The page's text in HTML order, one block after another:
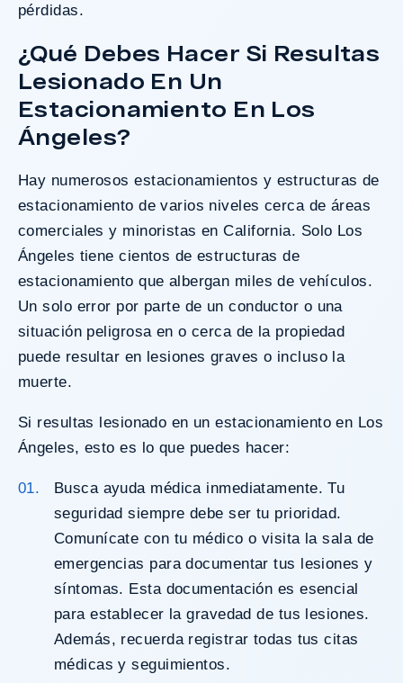
pérdidas.
¿Qué Debes Hacer Si Resultas
Lesionado En Un
Estacionamiento En Los
Ángeles?
Hay numerosos estacionamientos y estructuras de
estacionamiento de varios niveles cerca de áreas
comerciales y minoristas en California. Solo Los
Ángeles tiene cientos de estructuras de
estacionamiento que albergan miles de vehículos.
Un solo error por parte de un conductor o una
situación peligrosa en o cerca de la propiedad
puede resultar en lesiones graves o incluso la
muerte.
Si resultas lesionado en un estacionamiento en Los
Ángeles, esto es lo que puedes hacer:
Busca ayuda médica inmediatamente. Tu
seguridad siempre debe ser tu prioridad.
Comunícate con tu médico o visita la sala de
emergencias para documentar tus lesiones y
síntomas. Esta documentación es esencial
para establecer la gravedad de tus lesiones.
Además, recuerda registrar todas tus citas
médicas y seguimientos.